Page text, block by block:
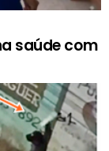
saúde com